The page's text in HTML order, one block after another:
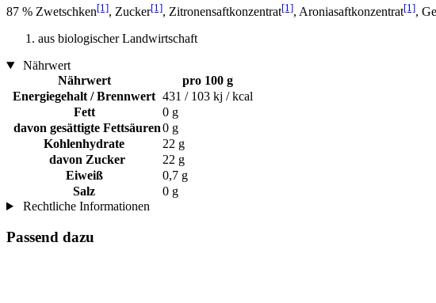
87 % Zwetschken[1], Zucker[1], Zitronensaftkonzentrat[1], Aroniasaftkonzentrat[1],
aus biologischer Landwirtschaft
Nährwert
Nährwert
pro 100 g
Energiegehalt / Brennwert 431 / 103 kj / kcal
Fett
0 g
davon gesättigte Fettsäuren0 g
Kohlenhydrate
22 g
davon Zucker
22 g
Eiweiß
0,7 g
Salz
0 g
Rechtliche Informationen
Passend dazu